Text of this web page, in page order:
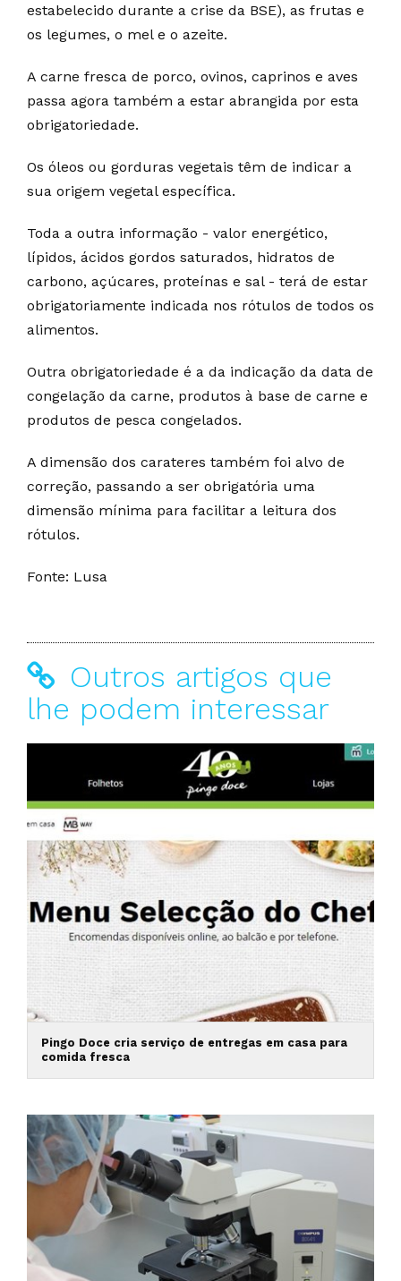
estabelecido durante a crise da BSE), as frutas e
os legumes, o mel e o azeite.
A carne fresca de porco, ovinos, caprinos e aves
passa agora também a estar abrangida por esta
obrigatoriedade.
Os óleos ou gorduras vegetais têm de indicar a
sua origem vegetal específica.
Toda a outra informação - valor energético,
lípidos, ácidos gordos saturados, hidratos de
carbono, açúcares, proteínas e sal - terá de estar
obrigatoriamente indicada nos rótulos de todos os
alimentos.
Outra obrigatoriedade é a da indicação da data de
congelação da carne, produtos à base de carne e
produtos de pesca congelados.
A dimensão dos carateres também foi alvo de
correção, passando a ser obrigatória uma
dimensão mínima para facilitar a leitura dos
rótulos.
Fonte: Lusa
Outros artigos que
lhe podem interessar
Pingo Doce cria serviço de entregas em casa para
comida fresca